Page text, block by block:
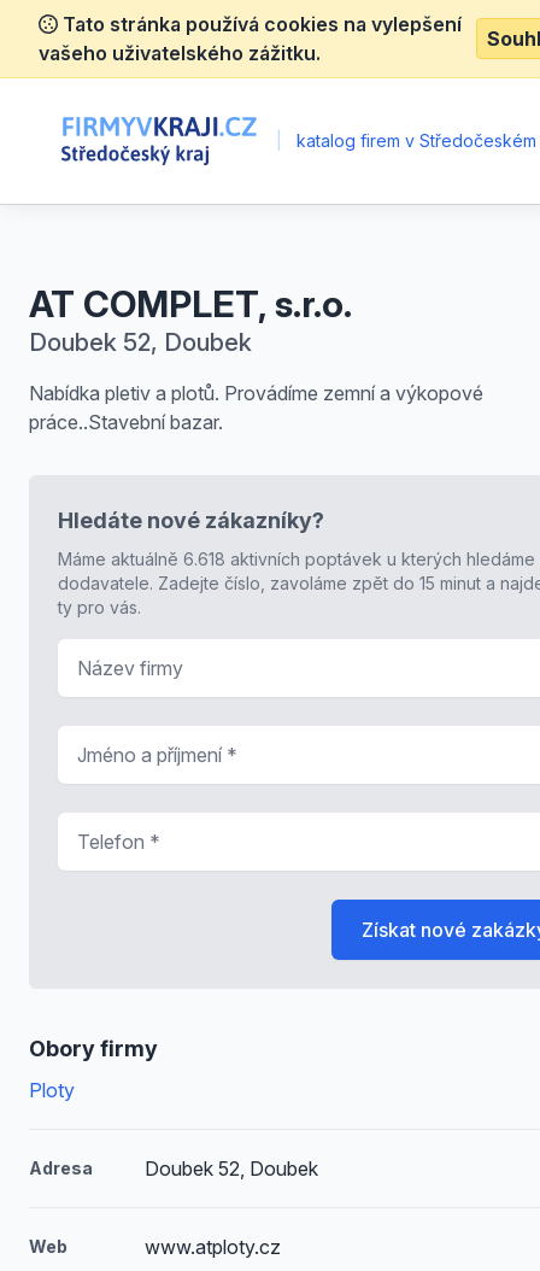
Tato stránka používá cookies na vylepšení
vašeho uživatelského zážitku.
katalog firem v Středočeském
AT COMPLET, s.r.o.
Doubek 52, Doubek
Nabídka pletiv a plotů. Provádíme zemní a výkopové
práce..Stavební bazar.
Obory firmy
Ploty
Adresa Doubek 52, Doubek
Web www.atploty.cz
Hledáte nové zákazníky?
Máme aktuálně 6.618 aktivních poptávek u kterých hledáme
dodavatele. Zadejte číslo, zavoláme zpět do 15 minut a
ty pro vás.
Získat nové